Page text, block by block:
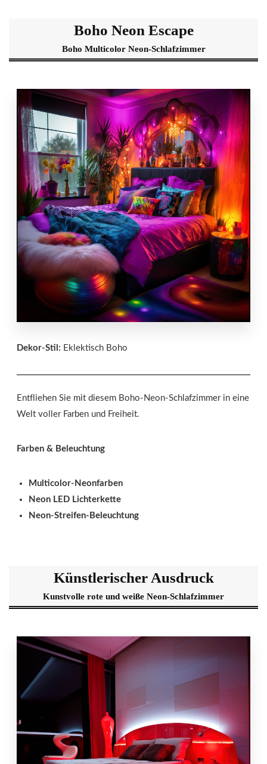
Boho Neon Escape
Boho Multicolor Neon-Schlafzimmer
Dekor-Stil: Eklektisch Boho
Entfliehen Sie mit diesem Boho-Neon-Schlafzimmer in eine
Welt voller Farben und Freiheit.
Farben & Beleuchtung
Multicolor-Neonfarben
Neon LED Lichterkette
Neon-Streifen-Beleuchtung
Künstlerischer Ausdruck
Kunstvolle rote und weiße Neon-Schlafzimmer